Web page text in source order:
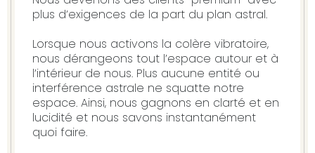
plus d’exigences de la part du plan astral.
Lorsque nous activons la colère vibratoire,
nous dérangeons tout l’espace autour et à
l’intérieur de nous. Plus aucune entité ou
interférence astrale ne squatte notre
espace. Ainsi, nous gagnons en clarté et en
lucidité et nous savons instantanément
quoi faire.